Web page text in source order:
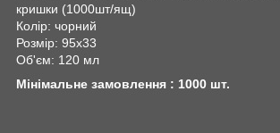
кришки (1000шт/ящ)
Колір: чорний
Розмір: 95х33
Об'єм: 120 мл
Мінімальне замовлення : 1000 шт.